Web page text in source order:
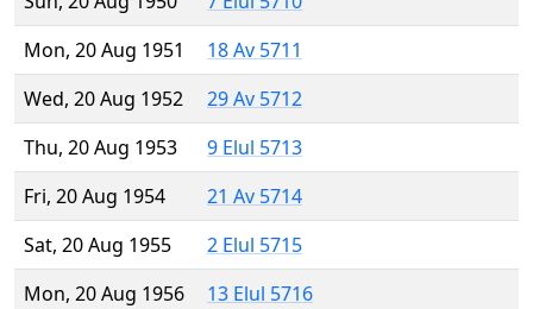
Mon, 20 Aug 1951
18 Av 5711
Wed, 20 Aug 1952
29 Av 5712
Thu, 20 Aug 1953
9 Elul 5713
Fri, 20 Aug 1954
21 Av 5714
Sat, 20 Aug 1955
2 Elul 5715
Mon, 20 Aug 1956
13 Elul 5716